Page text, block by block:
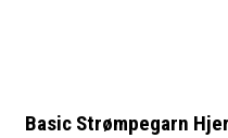
Basic Strømpegarn